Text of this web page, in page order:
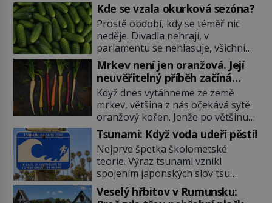
Kde se vzala okurková sezóna?
Prostě období, kdy se téměř nic
neděje. Divadla nehrají, v
parlamentu se nehlasuje, všichni
jsou na dovolené a média tak
nemají o čem mluvit a psát. A
vymýšlejí si proto témata, které
nikoho nezajímají. Proč je však ona
letní doba spojovaná zrovna s
okurkami? Okurkovou sezónu
známe už od poloviny 19. století,
ovšem jako Češi […]
Mrkev není jen oranžová. Její
neuvěřitelný příběh začíná
fialovou barvou
Když dnes vytáhneme ze země
mrkev, většina z nás očekává sytě
oranžový kořen. Jenže po většinu
své historie je mrkev všechno
možné, jen ne oranžová. Je fialová,
žlutá, bílá, někdy dokonce téměř
černá. Až díky stovkám let
pečlivého šlechtění se z ní stává
zelenina, bez které si českou
Tsunami: Když voda udeří pěstí!
Nejprve špetka školometské
teorie. Výraz tsunami vznikl
spojením japonských slov tsu
(přístav) a nami (vlna). Jedná se o
dlouhou vlnu, která je na volném
Veselý hřbitov v Rumunsku: